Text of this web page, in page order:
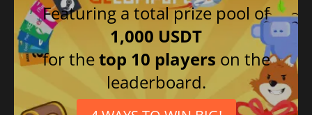
Featuring a total prize pool of
1,000 USDT
for thetop 10 players on the
leaderboard.